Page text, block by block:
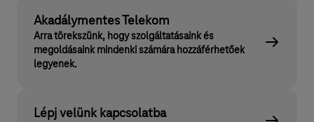
Akadálymentes Telekom
Arra törekszünk, hogy szolgáltatásaink és
megoldásaink mindenki számára hozzáférhetőek
legyenek.
Lépj velünk kapcsolatba